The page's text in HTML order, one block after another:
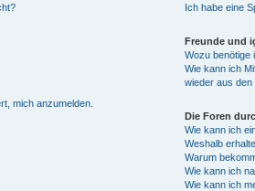
mich anzumelden.
Ich habe eine
Freunde und
Wozu benötige
Wie kann ich
wieder aus
Die Foren
Wie kann ich
Weshalb
Warum
Wie kann ich
Wie kann ich